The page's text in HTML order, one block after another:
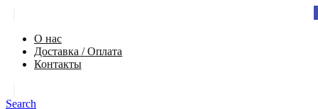
О нас
Доставка / Оплата
Контакты
Search